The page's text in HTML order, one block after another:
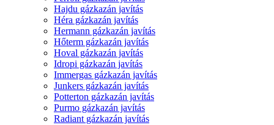
Hajdu gázkazán javítás
Héra gázkazán javítás
Hermann gázkazán javítás
Hőterm gázkazán javítás
Hoval gázkazán javítás
Idropi gázkazán javítás
Immergas gázkazán javítás
Junkers gázkazán javítás
Potterton gázkazán javítás
Purmo gázkazán javítás
Radiant gázkazán javítás